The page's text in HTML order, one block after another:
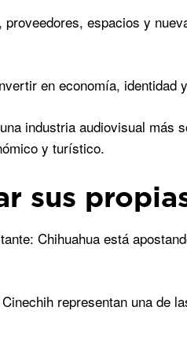
espacios y
en economía, identidad
industria audiovisual más
y turístico.
sus
Chihuahua está
representan una de